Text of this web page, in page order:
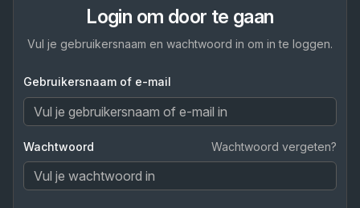
Login om door te gaan
Vul je gebruikersnaam en wachtwoord in om in te loggen.
Gebruikersnaam of e-mail
Wachtwoord Wachtwoord vergeten?